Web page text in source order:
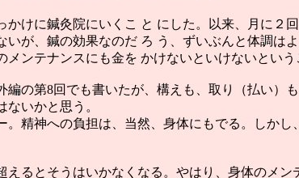
けに鍼灸院にいくこ と にした。以来、月に２
が、鍼の効果なのだ ろ う、ずいぶんと体調はよ
ンテナンスにも金を かけないといけないという
の第8回でも書いたが、構えも、取り（払い）
いかと思う。
精神への負担は、当然、身体にもでる。しか
るとそうはいかなくなる。やはり、身体のメン